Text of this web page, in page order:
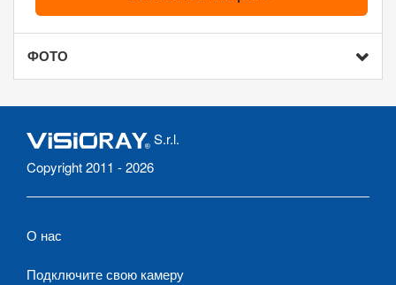
ФОТО
S.r.l.
Copyright 2011 - 2026
О нас
Подключите свою камеру